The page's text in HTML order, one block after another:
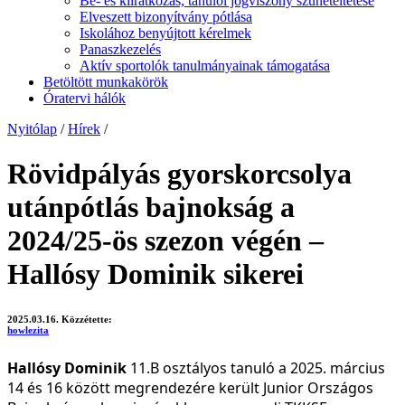
Elveszett bizonyítvány pótlása
Iskolához benyújtott kérelmek
Panaszkezelés
Aktív sportolók tanulmányainak támogatása
Betöltött munkakörök
Óratervi hálók
Nyitólap / Hírek /
Rövidpályás gyorskorcsolya
utánpótlás bajnokság a
2024/25-ös szezon végén –
Hallósy Dominik sikerei
2025.03.16. Közzétette:
howlezita
Hallósy Dominik 11.B osztályos tanuló a 2025. március
14 és 16 között megrendezére került Junior Országos